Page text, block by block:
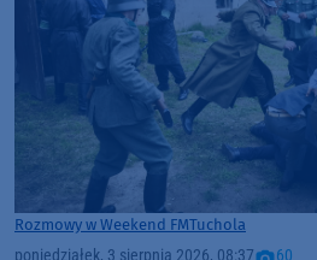
Rozmowy w Weekend FMTuchola